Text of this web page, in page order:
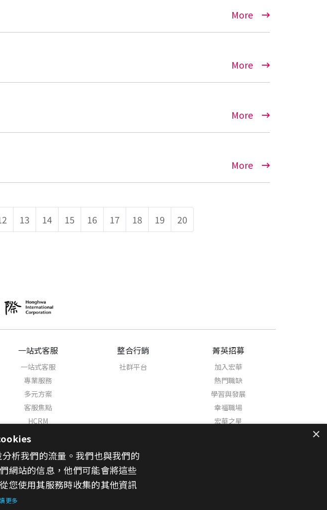
More
More
More
More
13 14 15 16 17 18 19 20
一站式客服
一站式客服
專業服務
多元方案
客服焦點
HCRM
AI客服代理人
整合行銷
社群平台
菁英招募
加入宏華
熱門職缺
學習與發展
幸福職場
宏華之星
×
析我們的流量。我們也與我們的
網站的信息，他們可能會將這些
您使用其服務時收集的其他資訊
更多